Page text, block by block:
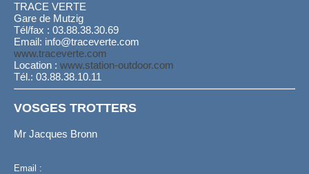
TRACE VERTE
Gare de Mutzig
Tél/fax : 03.88.38.30.69
Email: info@traceverte.com
www.traceverte.com
Location : www.station-outdoor.com
Tél.: 03.88.38.10.11
VOSGES TROTTERS
Mr Jacques Bronn
Email :